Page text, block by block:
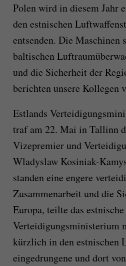
Polen wird in diesem Jahr
den estnischen
entsenden. Die Maschinen
baltischen
und die Sicherheit der
berichten unsere Kollegen
Estlands
traf am 22. Mai in Tallinn
Vizepremier und
Wladyslaw Kosiniak-
standen eine engere
Zusammenarbeit und die
Europa, teilte das estnische
Verteidigungsministerium
kürzlich in den estnischen
eingedrungene und dort